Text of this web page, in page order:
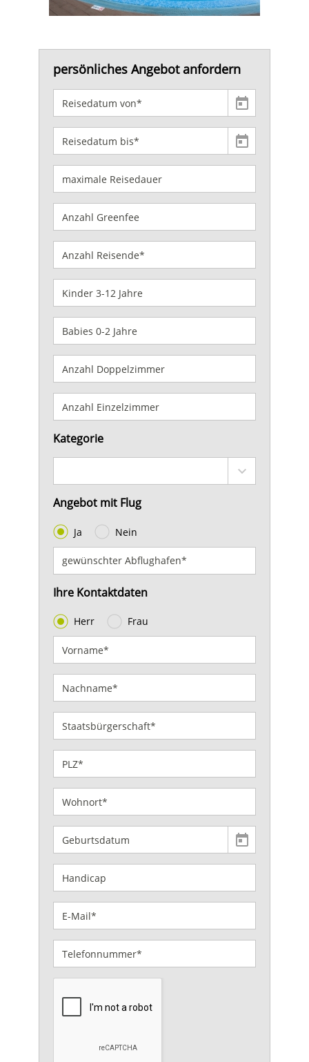
persönliches Angebot anfordern
Kategorie
Angebot mit Flug
Ja Nein
Ihre Kontaktdaten
Herr Frau